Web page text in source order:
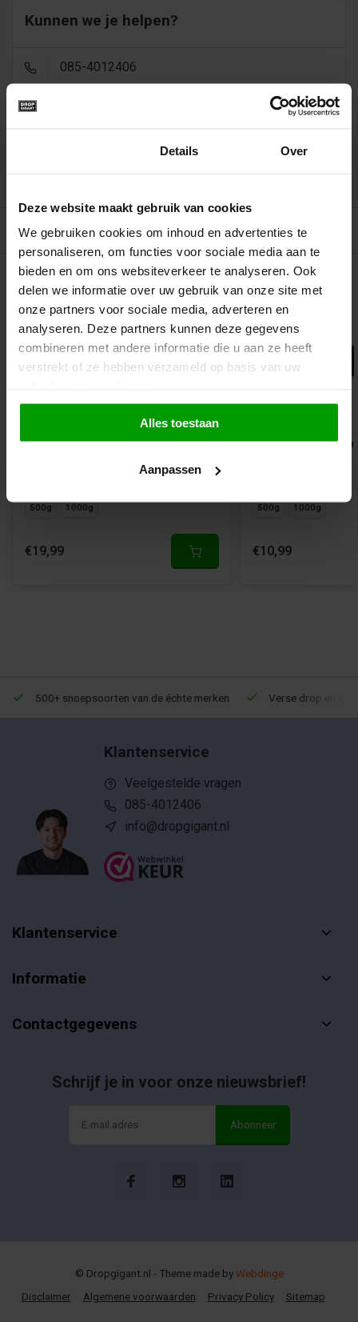
Details Over
Deze website maakt gebruik van cookies
We gebruiken cookies om inhoud en advertenties te
personaliseren, om functies voor sociale media aan te
bieden en om ons websiteverkeer te analyseren. Ook
delen we informatie over uw gebruik van onze site met
onze partners voor sociale media, adverteren en
analyseren. Deze partners kunnen deze gegevens
combineren met andere informatie die u aan ze heeft
verstrekt of ze hebben verzameld op basis van uw
Alles toestaan
Aanpassen
Kunnen we je helpen?
085-4012406
Recent bekeken
Gerelateerde producten
Klassieke Dropmix Zoet van
500g
1000g
€19,99
Harde Zoete
500g
1000g
€10,99
500+ snoepsoorten van de échte merken Verse drop en
Klantenservice
Veelgestelde vragen
085-4012406
info@dropgigant.nl
Klantenservice
Informatie
Contactgegevens
Schrijf je in voor onze nieuwsbrief!
Abonneer
Disclaimer Algemene voorwaarden Privacy Policy Sitemap
© Dropgigant.nl - Theme made byWebdinge